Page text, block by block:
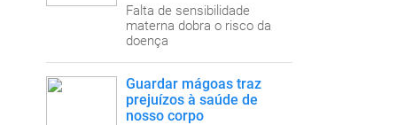
Falta de sensibilidade
materna dobra o risco da
doença
Guardar mágoas traz
prejuízos à saúde de
nosso corpo